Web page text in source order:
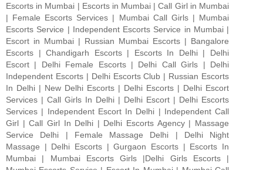
Escorts in Mumbai | Escorts in Mumbai | Call Girl in Mumbai
| Female Escorts Services | Mumbai Call Girls | Mumbai
Escorts Service | Independent Escorts Service in Mumbai |
Escort in Mumbai | Russian Mumbai Escorts | Bangalore
Escorts | Chandigarh Escorts | Escorts In Delhi | Delhi
Escort | Delhi Female Escorts | Delhi Call Girls | Delhi
Independent Escorts | Delhi Escorts Club | Russian Escorts
In Delhi | New Delhi Escorts | Delhi Escorts | Delhi Escort
Services | Call Girls In Delhi | Delhi Escort | Delhi Escorts
Services | Independent Escort In Delhi | Independent Call
Girl | Call Girl In Delhi | Delhi Escorts Agency | Massage
Service Delhi | Female Massage Delhi | Delhi Night
Massage | Delhi Escorts | Gurgaon Escorts | Escorts In
Mumbai | Mumbai Escorts Girls |Delhi Girls Escorts |